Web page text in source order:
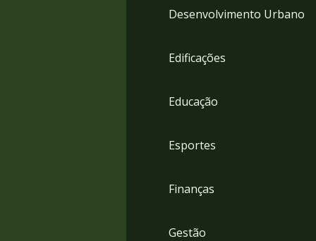
Desenvolvimento Urbano
Edificações
Educação
Esportes
Finanças
Gestão